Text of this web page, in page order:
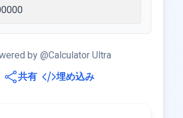
by @Calculator Ultra
共有
埋め込み